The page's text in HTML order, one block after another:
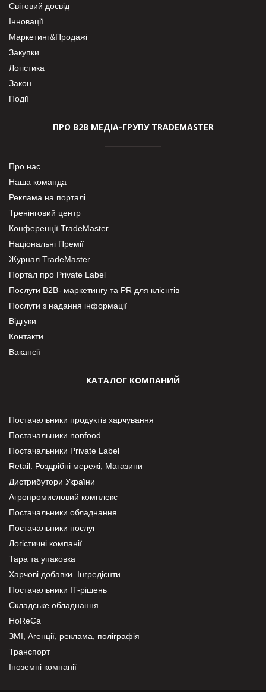
Світовий досвід
Інновації
Маркетинг&Продажі
Закупки
Логістика
Закон
Події
ПРО В2В МЕДІА-ГРУПУ TRADEMASTER
Про нас
Наша команда
Реклама на порталі
Тренінговий центр
Конференції TradeMaster
Національні Премії
Журнал TradeMaster
Портал про Private Label
Послуги В2В- маркетингу та PR для клієнтів
Послуги з надання інформації
Відгуки
Контакти
Вакансії
КАТАЛОГ КОМПАНИЙ
Постачальники продуктів харчування
Постачальники nonfood
Постачальники Private Label
Retail. Роздрібні мережі, Магазини
Дистрибутори України
Агропромисловий комплекс
Постачальники обладнання
Постачальники послуг
Логістичні компанії
Тара та упаковка
Харчові добавки. Інгредієнти.
Постачальники IT-рішень
Складське обладнання
HoReCa
ЗМІ, Агенції, реклама, поліграфія
Транспорт
Іноземні компанії